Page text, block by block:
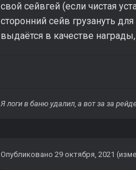
свой сейвгей (если чистая
сторонний сейв грузануть
выдаётся в качестве
Я логи в баню удалил, а вот за за
Опубликовано 29 октября, 2021